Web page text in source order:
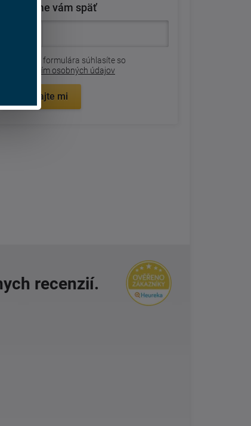
Zavoláme vám späť
Odoslaním formulára súhlasíte so
spracovaním osobných údajov
Zavolajte mi
recenzií.